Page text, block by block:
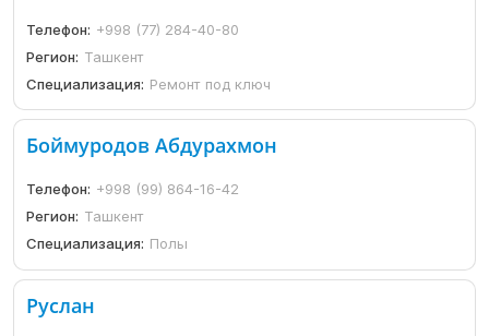
Телефон: +998 (77) 284-40-80
Регион: Ташкент
Специализация: Ремонт под ключ
Боймуродов Абдурахмон
Телефон: +998 (99) 864-16-42
Регион: Ташкент
Специализация: Полы
Руслан